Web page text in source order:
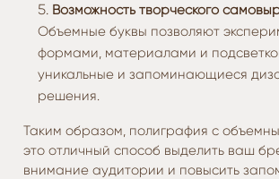
Возможность творческого
Объемные буквы позволяют
формами, материалами и
уникальные и запоминающиеся
решения.
Таким образом, полиграфия с
это отличный способ выделить ваш
внимание аудитории и повысить